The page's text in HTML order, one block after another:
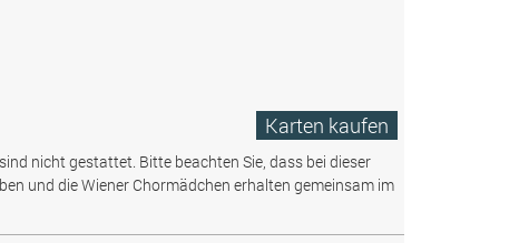
Karten kaufen
nicht gestattet. Bitte beachten Sie, dass bei dieser
und die Wiener Chormädchen erhalten gemeinsam im